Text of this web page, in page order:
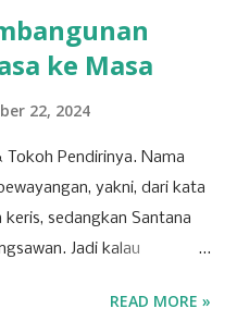
ke Masa
22, 2024
Tokoh Pendirinya. Nama
yakni, dari kata
keris, sedangkan Santana
Jadi kalau
bisa berarti seorang
READ MORE »